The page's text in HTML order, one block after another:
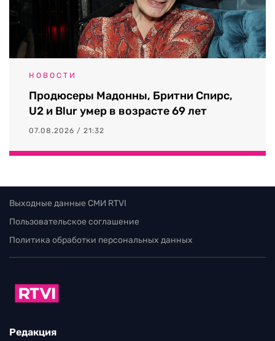
НОВОСТИ
Продюсеры Мадонны, Бритни Спирс,
U2 и Blur умер в возрасте 69 лет
07.08.2026 / 21:32
Выходные данные СМИ RTVI
Пользовательское соглашение
Политика обработки персональных данных
Редакция